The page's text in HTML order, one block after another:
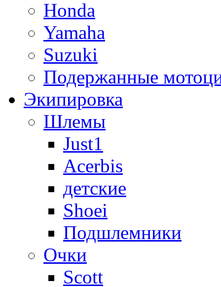
Honda
Yamaha
Suzuki
Подержанные
Экипировка
Шлемы
Just1
Acerbis
детские
Shoei
Подшлемники
Очки
Scott